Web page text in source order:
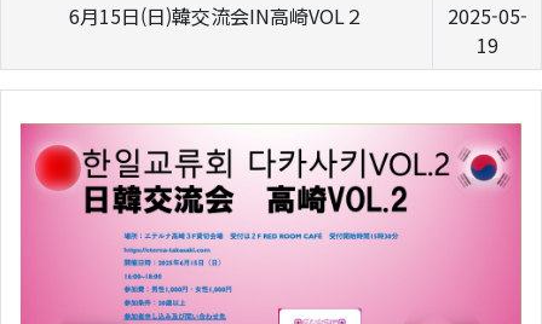
6月15日(日)韓交流会IN高崎VOL２
2025-05-
19